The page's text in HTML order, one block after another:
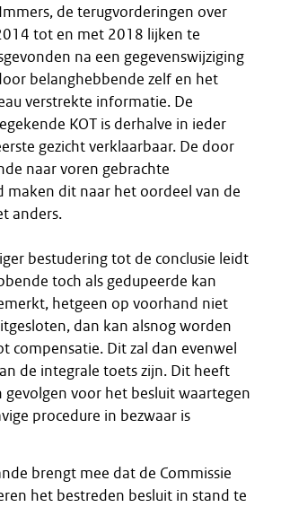
de terugvorderingen over
tot en met 2018 lijken te
na een gegevenswijziging
belanghebbende zelf en het
verstrekte informatie. De
KOT is derhalve in ieder
gezicht verklaarbaar. De door
naar voren gebrachte
maken dit naar het oordeel van de
anders.
bestudering tot de conclusie leidt
toch als gedupeerde kan
hetgeen op voorhand niet
dan kan alsnog worden
compensatie. Dit zal dan evenwel
de integrale toets zijn. Dit heeft
gevolgen voor het besluit waartegen
procedure in bezwaar is
brengt mee dat de Commissie
het bestreden besluit in stand te